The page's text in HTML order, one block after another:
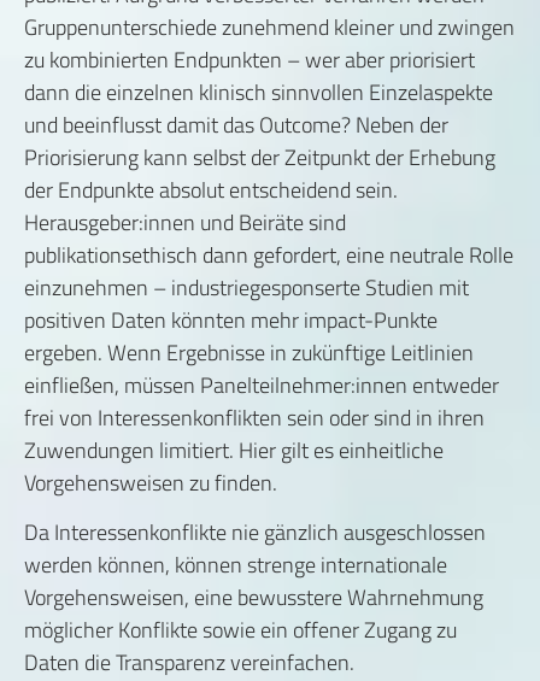
Gruppenunterschiede zunehmend kleiner und zwingen
zu kombinierten Endpunkten – wer aber priorisiert
dann die einzelnen klinisch sinnvollen Einzelaspekte
und beeinflusst damit das Outcome? Neben der
Priorisierung kann selbst der Zeitpunkt der Erhebung
der Endpunkte absolut entscheidend sein.
Herausgeber:innen und Beiräte sind
publikationsethisch dann gefordert, eine neutrale Rolle
einzunehmen – industriegesponserte Studien mit
positiven Daten könnten mehr impact-Punkte
ergeben. Wenn Ergebnisse in zukünftige Leitlinien
einfließen, müssen Panelteilnehmer:innen entweder
frei von Interessenkonflikten sein oder sind in ihren
Zuwendungen limitiert. Hier gilt es einheitliche
Vorgehensweisen zu finden.
Da Interessenkonflikte nie gänzlich ausgeschlossen
werden können, können strenge internationale
Vorgehensweisen, eine bewusstere Wahrnehmung
möglicher Konflikte sowie ein offener Zugang zu
Daten die Transparenz vereinfachen.